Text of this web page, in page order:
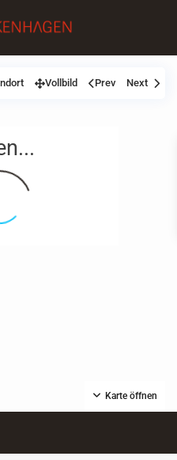
Karte öffnen
Vollbild Prev Next